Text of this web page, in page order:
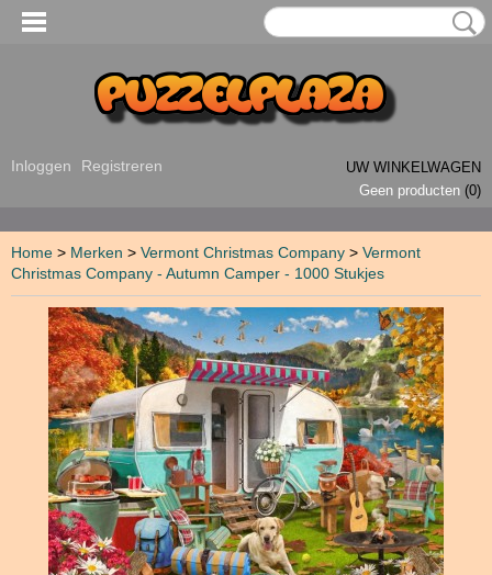
Inloggen Registreren
UW WINKELWAGEN
Geen producten (0)
Home > Merken > Vermont Christmas Company > Vermont
Christmas Company - Autumn Camper - 1000 Stukjes